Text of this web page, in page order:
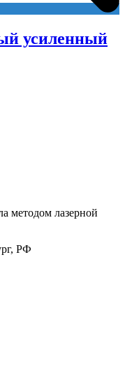
усиленный
методом лазерной
РФ